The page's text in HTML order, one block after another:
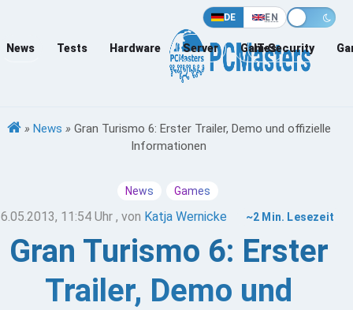
DE EN
News Tests Hardware Server Games
IT-Security
» News » Gran Turismo 6: Erster Trailer, Demo und offizielle
Informationen
News Games
11:54 Uhr , von Katja Wernicke ~2 Min. Lesezeit
Gran Turismo 6: Erster
Trailer, Demo und